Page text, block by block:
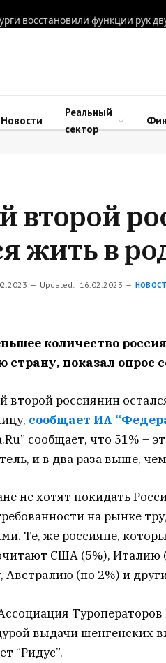
Новости
Реальный
сектор
жить в
Updated: 16.02.2023
количество
страну, показал опрос
второй россиянин
сообщает ИА
сообщает, что 51% –
и в два раза выше,
не хотят покидать
на рынке
Те, же россияне,
США (5%), Италию
Австралию (по 2%) и
Туроператоров
выдачи шенгенских
“Ридус”.